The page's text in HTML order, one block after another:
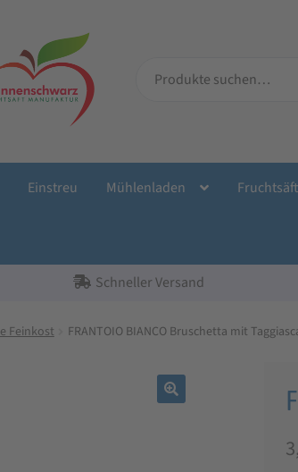
nach:
Einstreu Mühlenladen
Schneller Versand
Feinkost FRANTOIO BIANCO Bruschetta mit